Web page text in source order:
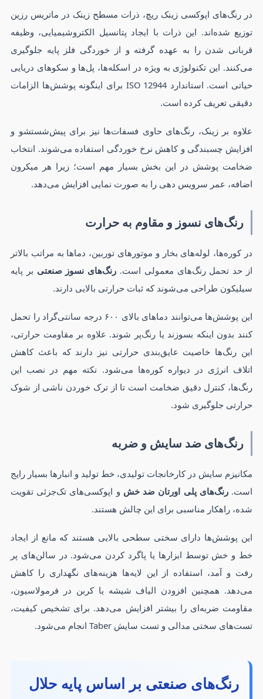
در رنگ‌های اپوکسی زینک ریچ، ذرات مسطح زینک در ماتریس رزین
توزیع شده‌اند. این ذرات با ایجاد پتانسیل الکتروشیمیایی، وظیفه
قربانی شدن را به عهده گرفته و از خوردگی فلز پایه جلوگیری
می‌کنند. این تکنولوژی به ویژه در اسکله‌ها، پل‌ها و سکوهای دریایی
حیاتی است. استاندارد ISO 12944 برای اینگونه پوشش‌ها الزامات
دقیقی تعریف کرده است.
علاوه بر زینک، رنگ‌های حاوی فسفات‌ها نیز برای پیش‌شستشو و
افزایش چسبندگی و کاهش نرخ خوردگی استفاده می‌شوند. انتخاب
ضخامت پوشش در این بخش بسیار مهم است؛ زیرا هر میکرون
اضافه، عمر سرویس دهی را به صورت نمایی افزایش می‌دهد.
رنگ‌های نسوز و مقاوم به حرارت
در کوره‌ها، لوله‌های بخار و موتورهای توربین، دماها به مراتب بالاتر
از حد تحمل رنگ‌های معمولی است. رنگ‌های نسوز صنعتی بر پایه
سیلیکون طراحی می‌شوند که ثبات حرارتی بالایی دارند.
این پوشش‌ها می‌توانند دماهای بالای ۶۰۰ درجه سانتی‌گراد را تحمل
کنند بدون اینکه بسوزند یا رنگ‌پر شوند. علاوه بر مقاومت حرارتی،
این رنگ‌ها خاصیت عایق‌بندی حرارتی نیز دارند که باعث کاهش
اتلاف انرژی در دیواره کوره‌ها می‌شود. نکته مهم در نصب این
رنگ‌ها، کنترل دقیق ضخامت است تا از ترک خوردن ناشی از شوک
حرارتی جلوگیری شود.
رنگ‌های ضد سایش و ضربه
مکانیزم سایش در کارخانجات تولیدی، خط تولید و انبارها بسیار رایج
است.رنگ‌های پلی اورتان ضد خش و اپوکسی‌های تک‌جزئی تقویت
شده، راهکار مناسبی برای این چالش هستند.
این پوشش‌ها دارای سختی سطحی بالایی هستند که مانع از ایجاد
خط و خش توسط ابزارها یا پاگرد کردن می‌شود. در سالن‌های پر
رفت و آمد، استفاده از این لایه‌ها هزینه‌های نگهداری را کاهش
می‌دهد. همچنین افزودن الیاف شیشه یا کربن در فرمولاسیون،
مقاومت ضربه‌ای را بیشتر افزایش می‌دهد. برای تشخیص کیفیت،
تست‌های سختی مدالی و تست سایش Taber انجام می‌شود.
رنگ‌های صنعتی بر اساس پایه حلال